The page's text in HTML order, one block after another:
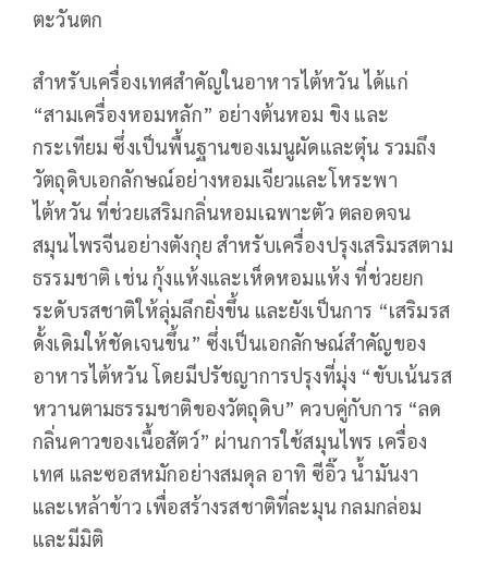
ตะวันตก
สำหรับเครื่องเทศสำคัญในอาหารไต้หวัน ได้แก่
“สามเครื่องหอมหลัก” อย่างต้นหอม ขิง และ
กระเทียม ซึ่งเป็นพื้นฐานของเมนูผัดและตุ๋น รวมถึง
วัตถุดิบเอกลักษณ์อย่างหอมเจียวและโหระพา
ไต้หวัน ที่ช่วยเสริมกลิ่นหอมเฉพาะตัว ตลอดจน
สมุนไพรจีนอย่างตังกุย สำหรับเครื่องปรุงเสริมรสตาม
ธรรมชาติ เช่น กุ้งแห้งและเห็ดหอมแห้ง ที่ช่วยยก
ระดับรสชาติให้ลุ่มลึกยิ่งขึ้น และยังเป็นการ “เสริมรส
ดั้งเดิมให้ชัดเจนขึ้น” ซึ่งเป็นเอกลักษณ์สำคัญของ
อาหารไต้หวัน โดยมีปรัชญาการปรุงที่มุ่ง “ขับเน้นรส
หวานตามธรรมชาติของวัตถุดิบ” ควบคู่กับการ “ลด
กลิ่นคาวของเนื้อสัตว์” ผ่านการใช้สมุนไพร เครื่อง
เทศ และซอสหมักอย่างสมดุล อาทิ ซีอิ๊ว น้ำมันงา
และเหล้าข้าว เพื่อสร้างรสชาติที่ละมุน กลมกล่อม
และมีมิติ